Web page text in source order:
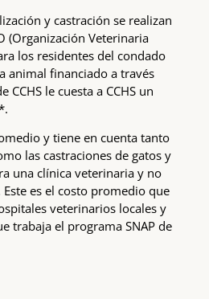
y castración se realizan
(Organización Veterinaria
los residentes del condado
animal financiado a través
CCHS le cuesta a CCHS un
y tiene en cuenta tanto
las castraciones de gatos y
una clínica veterinaria y no
Este es el costo promedio que
veterinarios locales y
trabaja el programa SNAP de